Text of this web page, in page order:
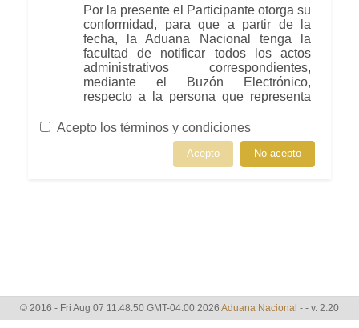
Acepto los términos y condiciones
© 2016 - Fri Aug 07 11:48:50 GMT-04:00 2026 Aduana Nacional - - v. 2.20